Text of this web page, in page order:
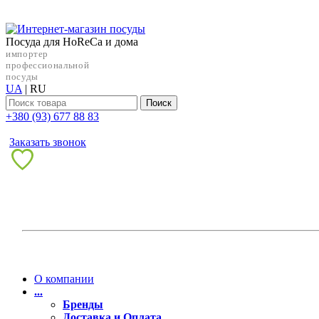
Посуда для HoReCa и дома
импортер
профессиональной
посуды
UA | RU
Поиск
+38‎0 (93) 677 88 83
Заказать звонок
О компании
...
Бренды